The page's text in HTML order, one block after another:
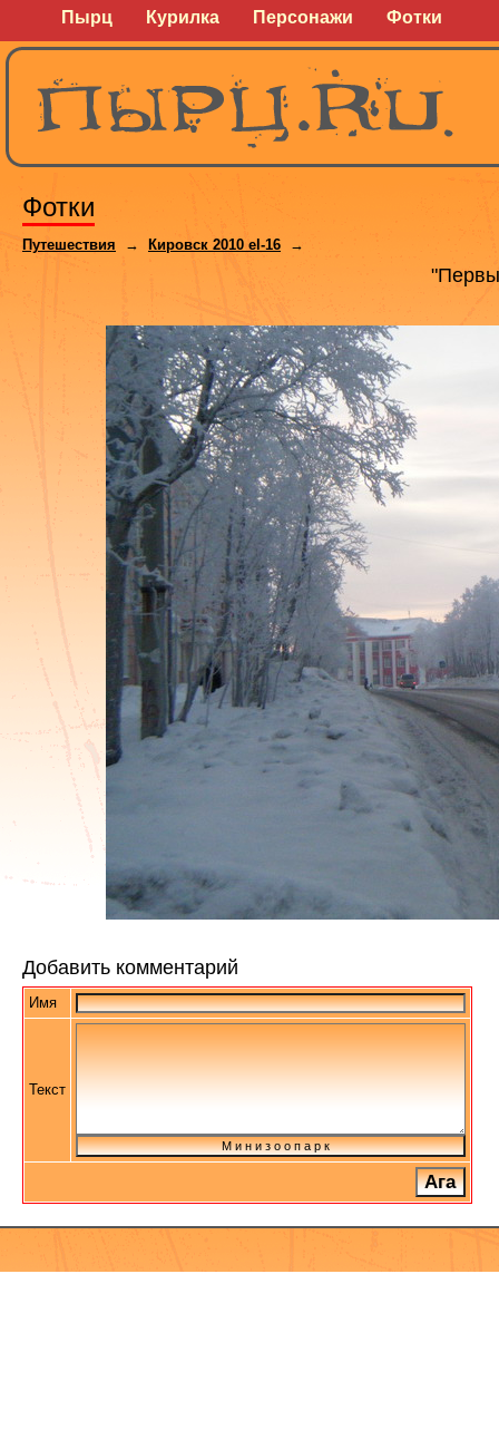
Пырц Курилка Персонажи Фотки
Фотки
Путешествия → Кировск 2010 el-16 →
Добавить комментарий
Имя
Текст
М и н и з о о п а р к